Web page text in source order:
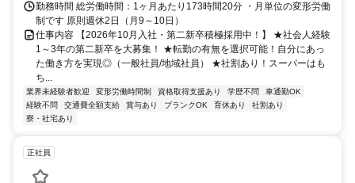
勤務時間 総労働時間：1ヶ月あたり173時間20分 ・月単位の変形労働
制です 原則週休2日（月9～10日）
仕事内容 【2026年10月入社・第二新卒積極採用中！】 ★社会人経験
1～3年の第二新卒を大募集！ ★転勤の有無を選択可能！自分にあっ
た働き方を実現◎（一般社員/地域社員） ★社割あり！スーパーはも
ち...
業界未経験者歓迎 変形労働時間制 資格取得支援あり 学歴不問
車通勤OK
経験不問
交通費全額支給 賞与あり ブランクOK 育休あり
社割あり
寮・社宅あり
正社員